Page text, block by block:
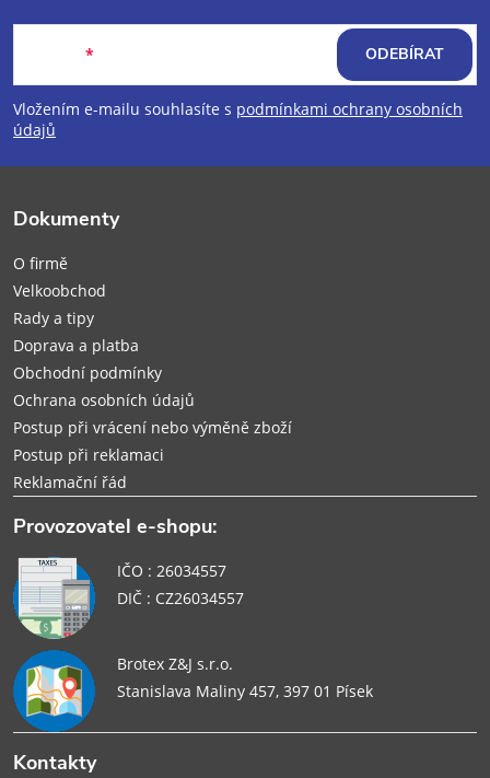
p
a
Vložením e-mailu souhlasíte s podmínkami ochrany osobních
údajů
ODEBÍRAT
Dokumenty
O firmě
Velkoobchod
Rady a tipy
Doprava a platba
Obchodní podmínky
Ochrana osobních údajů
Postup při vrácení nebo výměně zboží
Postup při reklamaci
Reklamační řád
Provozovatel e-shopu:
IČO : 26034557
DIČ : CZ26034557
Brotex Z&J s.r.o.
Stanislava Maliny 457, 397 01 Písek
Kontakty